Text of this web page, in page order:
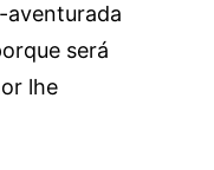
aventurada
será
lhe